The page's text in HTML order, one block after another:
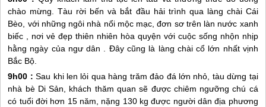
chào mừng. Tàu rời bến và bắt đầu hải trình qua làng chài Cái
Bèo, với những ngôi nhà nổi mộc mạc, đơn sơ trên làn nước xanh
biếc , nơi vẻ đẹp thiên nhiên hòa quyện với cuộc sống nhộn nhịp
hằng ngày của ngư dân . Đây cũng là làng chài cổ lớn nhất vịnh
Bắc Bộ.
9h00 : Sau khi len lỏi qua hàng trăm đảo đá lớn nhỏ, tàu dừng tại
nhà bè Di Sản, khách thăm quan sẽ được chiêm ngưỡng chú cá
có tuổi đời hơn 15 năm, nặng 130 kg được người dân địa phương